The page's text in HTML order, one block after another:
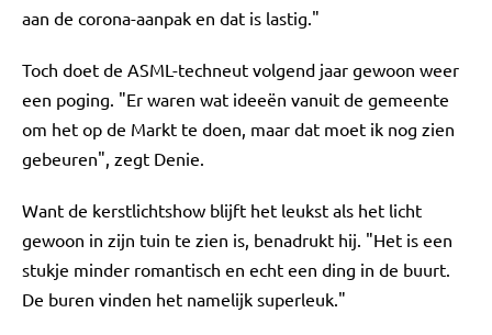
aan de corona-aanpak en dat is lastig."
Toch doet de ASML-techneut volgend jaar gewoon weer
een poging. "Er waren wat ideeën vanuit de gemeente
om het op de Markt te doen, maar dat moet ik nog zien
gebeuren", zegt Denie.
Want de kerstlichtshow blijft het leukst als het licht
gewoon in zijn tuin te zien is, benadrukt hij. "Het is een
stukje minder romantisch en echt een ding in de buurt.
De buren vinden het namelijk superleuk."